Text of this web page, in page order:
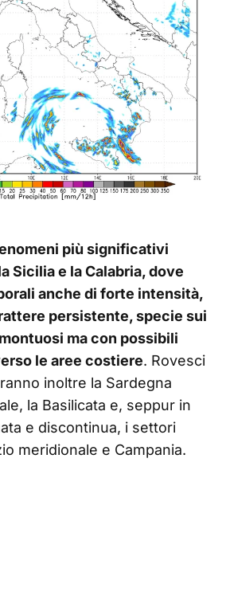
più significativi
Sicilia e la Calabria, dove
anche di forte intensità,
persistente, specie sui
ma con possibili
le aree costiere. Rovesci
inoltre la Sardegna
la Basilicata e, seppur in
e discontinua, i settori
meridionale e Campania.